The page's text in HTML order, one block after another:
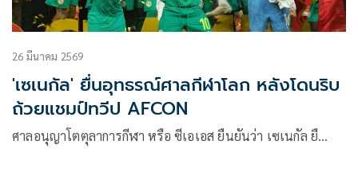
26 มีนาคม 2569
'เซเนกัล' ยื่นอุทธรณ์ศาลกีฬาโลก หลังโดนริบ
ถ้วยแชมป์ทวีป AFCON
ศาลอนุญาโตตุลาการกีฬา หรือ ซีเอเอส ยืนยันว่า เซเนกัล ยื…